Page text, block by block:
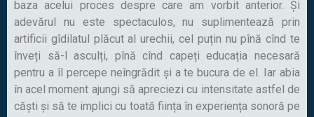
baza acelui proces despre care am vorbit anterior. Și
adevărul nu este spectaculos, nu suplimentează prin
artificii gîdilatul plăcut al urechii, cel puțin nu pînă cînd te
înveți să-l asculți, pînă cînd capeți educația necesară
pentru a îl percepe neîngrădit și a te bucura de el. Iar abia
în acel moment ajungi să apreciezi cu intensitate astfel de
căști și să te implici cu toată ființa în experiența sonoră pe